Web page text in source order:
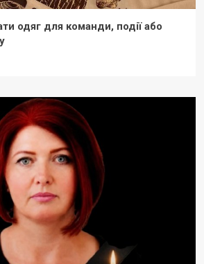
одяг для команди, події або